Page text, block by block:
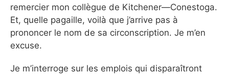
remercier mon collègue de Kitchener—Conestoga.
Et, quelle pagaille, voilà que j’arrive pas à
prononcer le nom de sa circonscription. Je m’en
excuse.
Je m’interroge sur les emplois qui disparaîtront